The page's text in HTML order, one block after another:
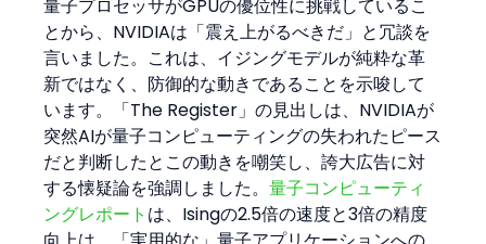
量子プロセッサがGPUの優位性に挑戦しているこ
とから、NVIDIAは「震え上がるべきだ」と冗談を
言いました。これは、イジングモデルが純粋な革
新ではなく、防御的な動きであることを示唆して
います。「The Register」の見出しは、NVIDIAが
突然AIが量子コンピューティングの失われたピース
だと判断したとこの動きを嘲笑し、誇大広告に対
する懐疑論を強調しました。量子コンピューティ
ングレポート は、Isingの2.5倍の速度と3倍の精度